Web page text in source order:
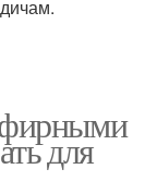
для